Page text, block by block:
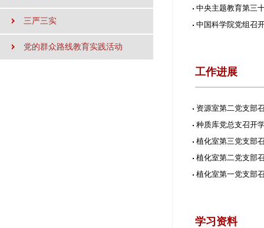
三严三实
党的群众路线教育实践活动
中央主题教育第三
中国科学院党组召
工作进展
资源室第二党支部
种质库党总支召开
植化室第三党支部
植化室第二党支部
植化室第一党支部
学习资料